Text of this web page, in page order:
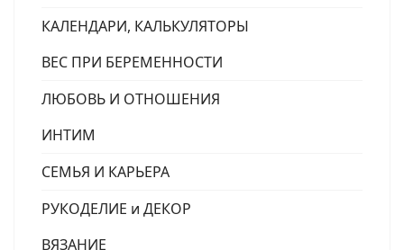
КАЛЕНДАРИ, КАЛЬКУЛЯТОРЫ
ВЕС ПРИ БЕРЕМЕННОСТИ
ЛЮБОВЬ И ОТНОШЕНИЯ
ИНТИМ
СЕМЬЯ И КАРЬЕРА
РУКОДЕЛИЕ и ДЕКОР
ВЯЗАНИЕ